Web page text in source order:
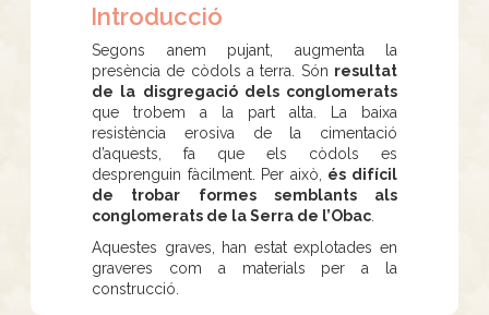
Introducció
Segons anem pujant, augmenta la
presència de còdols a terra. Són resultat
de la disgregació dels conglomerats
que trobem a la part alta. La baixa
resistència erosiva de la cimentació
d’aquests, fa que els còdols es
desprenguin fàcilment. Per això, és difícil
de trobar formes semblants als
conglomerats de la Serra de l’Obac
Aquestes graves, han estat explotades en
graveres com a materials per a la
construcció.